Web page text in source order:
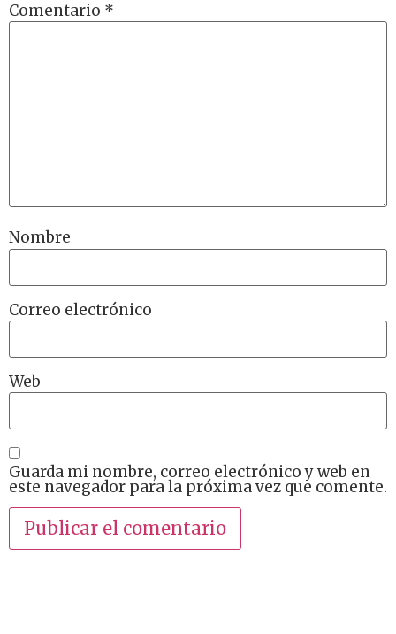
Comentario *
Nombre
Correo electrónico
Web
Guarda mi nombre, correo electrónico y web en
este navegador para la próxima vez que comente.